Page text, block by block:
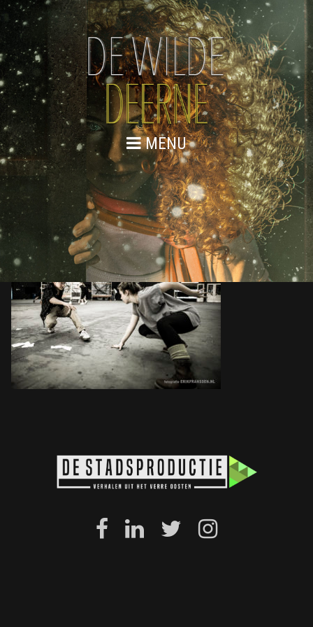
MENU
DE WILDE DEERNE – REPETITIES
WEB 137